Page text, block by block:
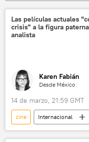
Las películas actuales
crisis" a la figura
analista
Karen Fabián
Desde México
14 de marzo, 21:59 GMT
cine Internacional
🎭 Arte y cultura